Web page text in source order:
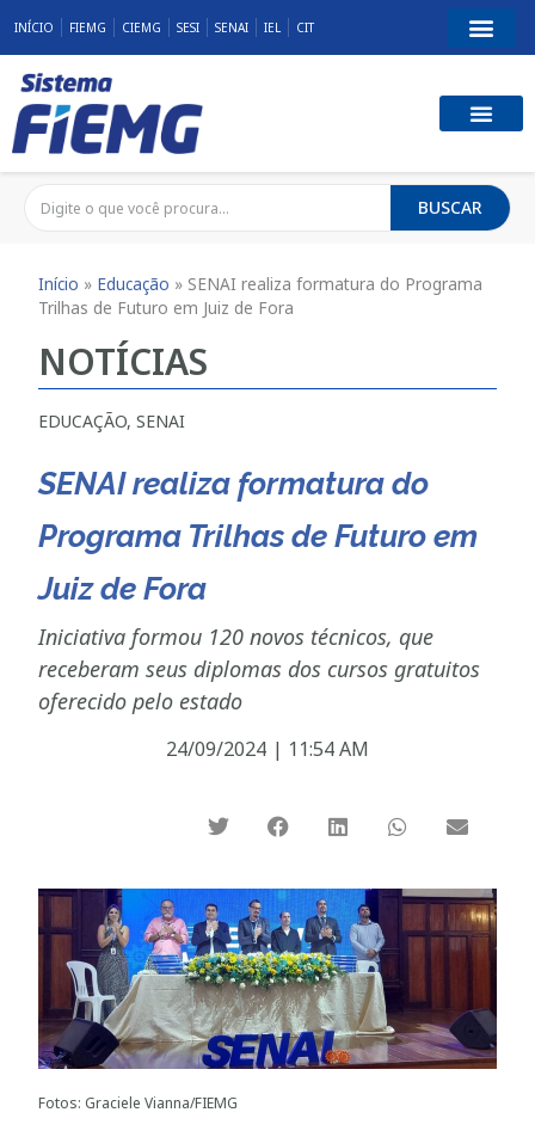
INÍCIO FIEMG CIEMG SESI SENAI IEL CIT
BUSCAR
Início » Educação » SENAI realiza formatura do Programa
Trilhas de Futuro em Juiz de Fora
NOTÍCIAS
EDUCAÇÃO,SENAI
SENAI realiza formatura do
Programa Trilhas de Futuro em
Juiz de Fora
Iniciativa formou 120 novos técnicos, que
receberam seus diplomas dos cursos gratuitos
oferecido pelo estado
24/09/2024 | 11:54 AM
Fotos: Graciele Vianna/FIEMG